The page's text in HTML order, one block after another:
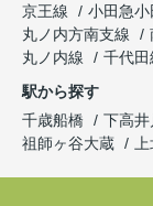
京王線
小田急小
丸ノ内方南支線
丸ノ内線
千代田
駅から探す
千歳船橋
下高井
祖師ヶ谷大蔵